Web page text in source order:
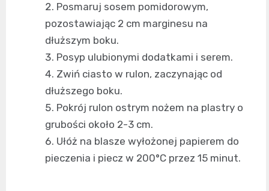
Posmaruj sosem pomidorowym,
pozostawiając 2 cm marginesu na
dłuższym boku.
Posyp ulubionymi dodatkami i serem.
Zwiń ciasto w rulon, zaczynając od
dłuższego boku.
Pokrój rulon ostrym nożem na plastry o
grubości około 2-3 cm.
Ułóż na blasze wyłożonej papierem do
pieczenia i piecz w 200°C przez 15 minut.